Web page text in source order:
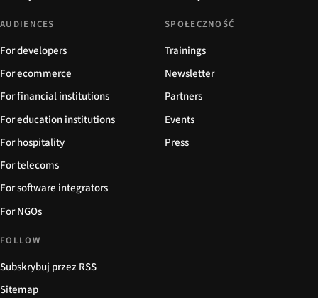
AUDIENCES
For developers
For ecommerce
For financial institutions
For education institutions
For hospitality
For telecoms
For software integrators
For NGOs
SPOŁECZNOŚĆ
Trainings
Newsletter
Partners
Events
Press
FOLLOW
Subskrybuj przez RSS
Sitemap